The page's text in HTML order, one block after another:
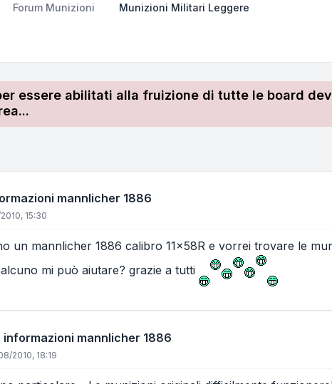
Forum Munizioni Munizioni Militari Leggere
essere abilitati alla fruizione di tutte le board
mannlicher 1886
15:30
un mannlicher 1886 calibro 11x58R e vorrei trovare le
mi può aiutare? grazie a tutti
informazioni mannlicher 1886
2010, 18:19